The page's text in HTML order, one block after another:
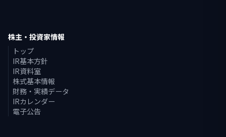
株主・投資家情報
トップ
IR基本方針
IR資料室
株式基本情報
財務・実績データ
IRカレンダー
電子公告